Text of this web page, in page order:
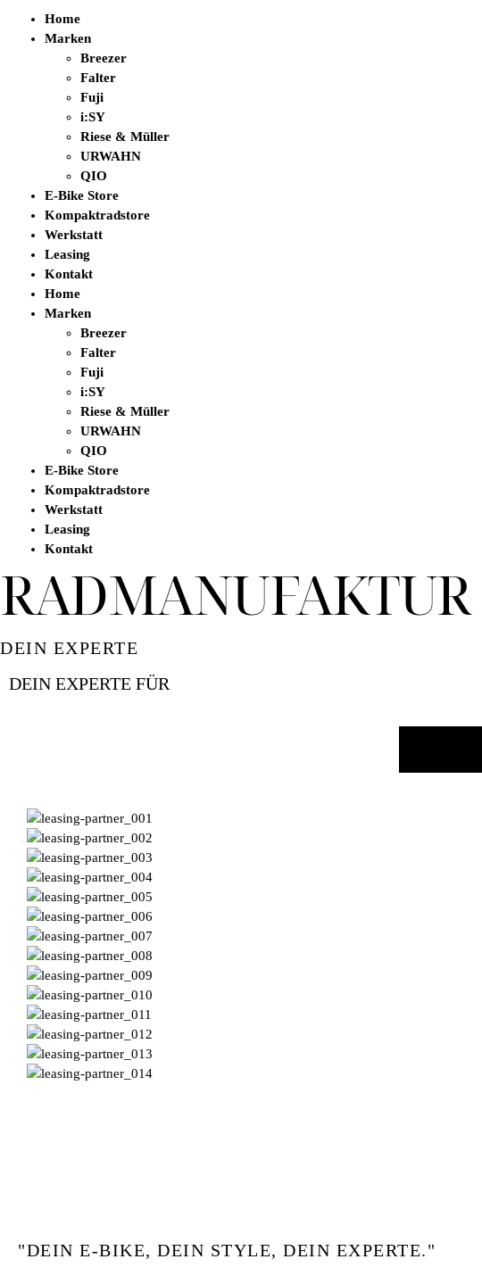
Home
Marken
Breezer
Falter
Fuji
i:SY
Riese & Müller
URWAHN
QIO
E-Bike Store
Kompaktradstore
Werkstatt
Leasing
Kontakt
Home
Marken
Breezer
Falter
Fuji
i:SY
Riese & Müller
URWAHN
QIO
E-Bike Store
Kompaktradstore
Werkstatt
Leasing
Kontakt
RADMANUFAKTUR
DEIN EXPERTE
DEIN EXPERTE FÜR
"DEIN E-BIKE, DEIN STYLE, DEIN EXPERTE."